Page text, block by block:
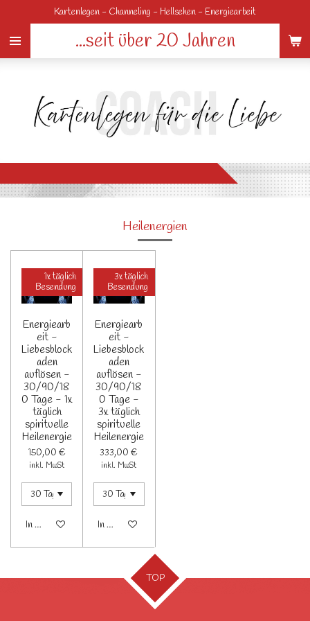
springen
...seit über 20 Jahren
Kartenlegen - Channeling - Hellsehen - Energiearbeit
Heilenergien
1x täglich
Besendung
Energiearb
eit -
Liebesblock
aden
auflösen -
30/90/18
0 Tage - 1x
täglich
spirituelle
Heilenergie
150,00 €
inkl. MwSt
In den Warenkorb
3x täglich
Besendung
Energiearb
eit -
Liebesblock
aden
auflösen -
30/90/18
0 Tage -
3x täglich
spirituelle
Heilenergie
333,00 €
inkl. MwSt
In den Warenkorb
TOP